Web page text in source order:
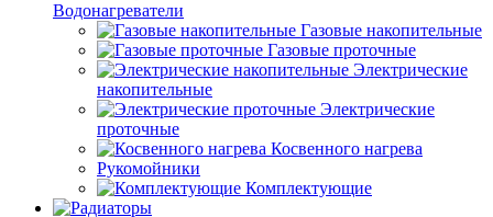
Водонагреватели
Газовые накопительные
Газовые проточные
Электрические
накопительные
Электрические
проточные
Косвенного нагрева
Рукомойники
Комплектующие